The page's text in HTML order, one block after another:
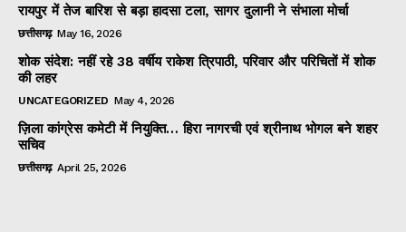
रायपुर में तेज बारिश से बड़ा हादसा टला, सागर दुलानी ने संभाला मोर्चा
छत्तीसगढ़ May 16, 2026
शोक संदेश: नहीं रहे 38 वर्षीय राकेश त्रिपाठी, परिवार और परिचितों में शोक
की लहर
UNCATEGORIZED May 4, 2026
ज़िला कांग्रेस कमेटी में नियुक्ति… हिरा नागरची एवं श्रीनाथ भोगल बने शहर
सचिव
छत्तीसगढ़ April 25, 2026